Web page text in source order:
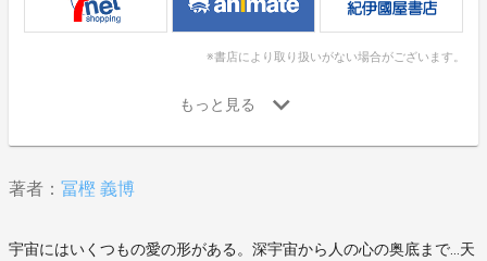
※書店により取り扱いがない場合がございます。
著者： 冨樫 義博
宇宙にはいくつもの愛の形がある。深宇宙から人の心の奥底まで…天